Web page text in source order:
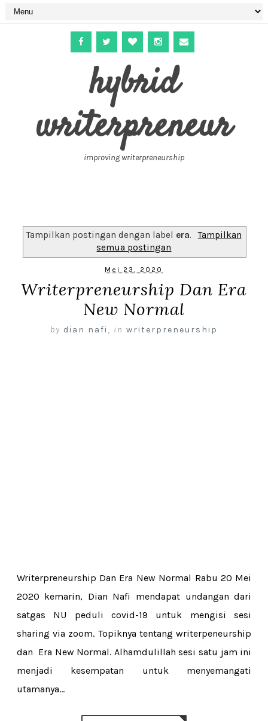
hybrid
writerpreneur
improving writerpreneurship
Tampilkan postingan dengan label era.
Tampilkan
semua postingan
Mei 23, 2020
Writerpreneurship Dan Era
New Normal
by dian nafi , in writerpreneurship
Writerpreneurship Dan Era New Normal Rabu 20 Mei
2020 kemarin, Dian Nafi mendapat undangan dari
satgas NU peduli covid-19 untuk mengisi sesi
sharing via zoom. Topiknya tentang writerpeneurship
dan Era New Normal. Alhamdulillah sesi satu jam ini
menjadi kesempatan untuk menyemangati
utamanya...